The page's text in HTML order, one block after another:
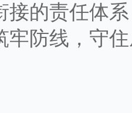
接的责任体
牢防线，守